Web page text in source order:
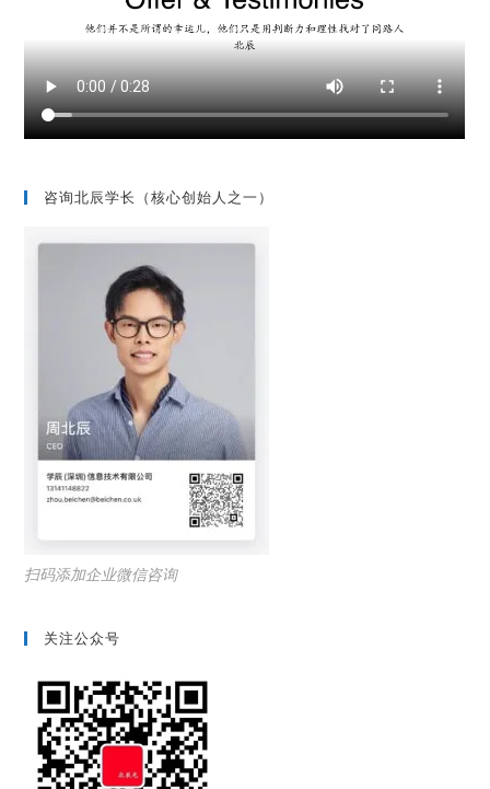
咨询北辰学长（核心创始人之一）
扫码添加企业微信咨询
关注公众号